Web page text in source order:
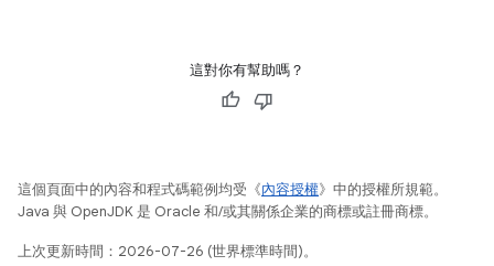
這對你有幫助嗎？
這個頁面中的內容和程式碼範例均受《內容授權》中的授權所規範。
Java 與 OpenJDK 是 Oracle 和/或其關係企業的商標或註冊商標。
上次更新時間：2026-07-26 (世界標準時間)。